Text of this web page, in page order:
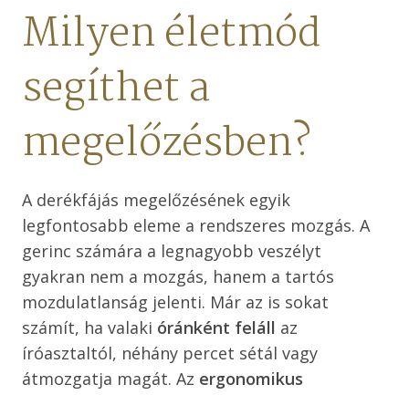
Milyen életmód
segíthet a
megelőzésben?
A derékfájás megelőzésének egyik
legfontosabb eleme a rendszeres mozgás. A
gerinc számára a legnagyobb veszélyt
gyakran nem a mozgás, hanem a tartós
mozdulatlanság jelenti. Már az is sokat
számít, ha valaki óránként feláll az
íróasztaltól, néhány percet sétál vagy
átmozgatja magát. Az ergonomikus